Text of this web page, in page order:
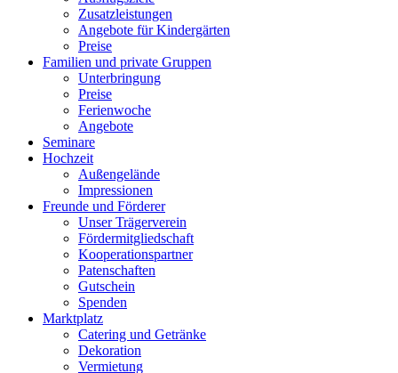
Zusatzleistungen
Angebote für Kindergärten
Preise
Familien und private Gruppen
Unterbringung
Preise
Ferienwoche
Angebote
Seminare
Hochzeit
Außengelände
Impressionen
Freunde und Förderer
Unser Trägerverein
Fördermitgliedschaft
Kooperationspartner
Patenschaften
Gutschein
Spenden
Marktplatz
Catering und Getränke
Dekoration
Vermietung